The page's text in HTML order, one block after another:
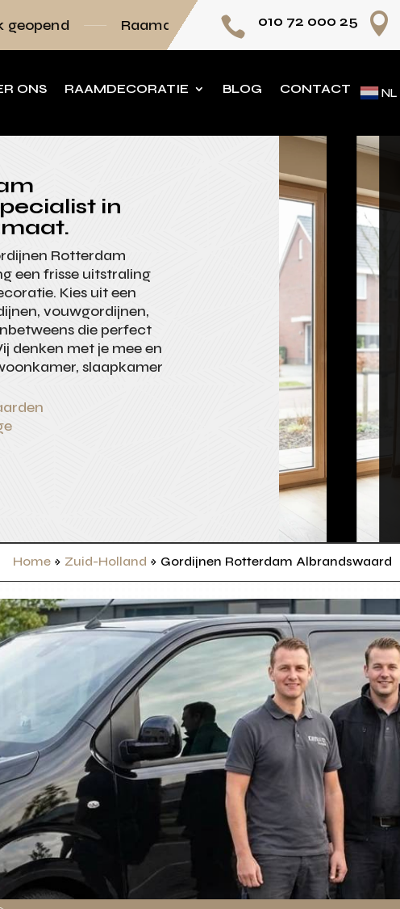
Raamdecoratie volledig op maat Persoonlijk
 010 72 000 25 
ONS RAAMDECORATIE BLOG CONTACT NL
in
Rotterdam
een frisse uitstraling
Kies uit een
vouwgordijnen,
die perfect
denken met je mee en
slaapkamer
Home » Zuid-Holland » Gordijnen Rotterdam Albrandswaard